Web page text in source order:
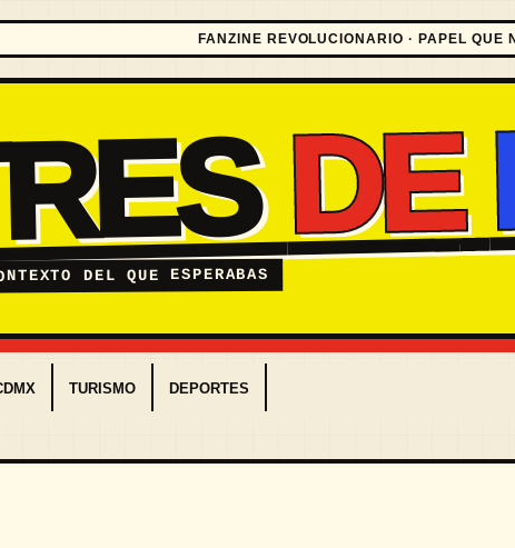
FANZINE REVOLUCIONARIO · PAPEL QUE
DE
DEL QUE ESPERABAS
TURISMO DEPORTES